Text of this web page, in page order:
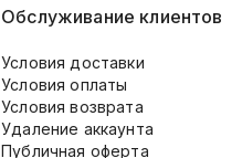
Обслуживание клиентов
Условия доставки
Условия оплаты
Условия возврата
Удаление аккаунта
Публичная оферта